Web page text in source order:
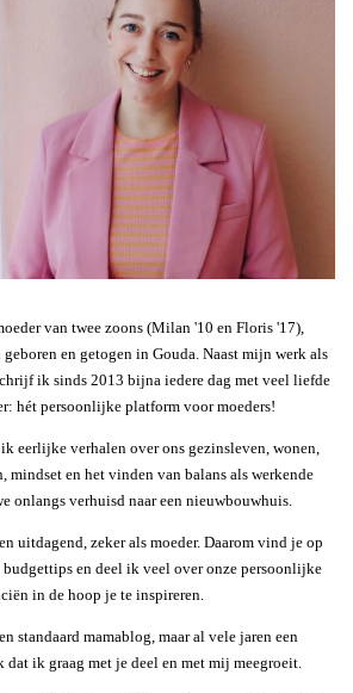
van twee zoons (Milan '10 en Floris '17),
en getogen in Gouda. Naast mijn werk als
ik sinds 2013 bijna iedere dag met veel liefde
hét persoonlijke platform voor moeders!
eerlijke verhalen over ons gezinsleven, wonen,
mindset en het vinden van balans als werkende
onlangs verhuisd naar een nieuwbouwhuis.
uitdagend, zeker als moeder. Daarom vind je op
en deel ik veel over onze persoonlijke
in de hoop je te inspireren.
standaard mamablog, maar al vele jaren een
ik graag met je deel en met mij meegroeit.